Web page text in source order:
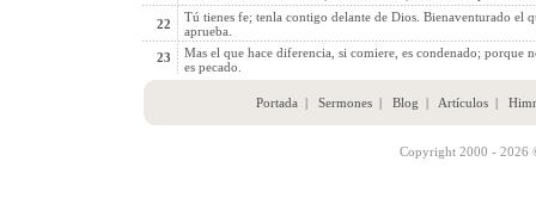
22
Tú tienes fe; tenla contigo delante de Dios. Bienaventurado el
aprueba.
23
Mas el que hace diferencia, si comiere, es condenado;
es pecado.
Portada | Sermones| Blog | Artículos|
Copyright 2000 - 2026